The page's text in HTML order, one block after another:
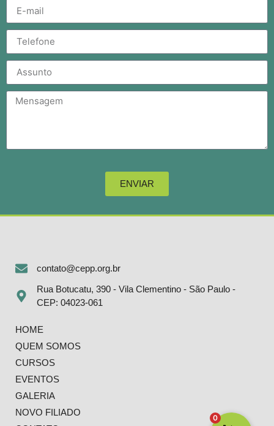
ENVIAR
contato@cepp.org.br
Rua Botucatu, 390 - Vila Clementino - São Paulo -
CEP: 04023-061
HOME
QUEM SOMOS
CURSOS
EVENTOS
GALERIA
NOVO FILIADO
0